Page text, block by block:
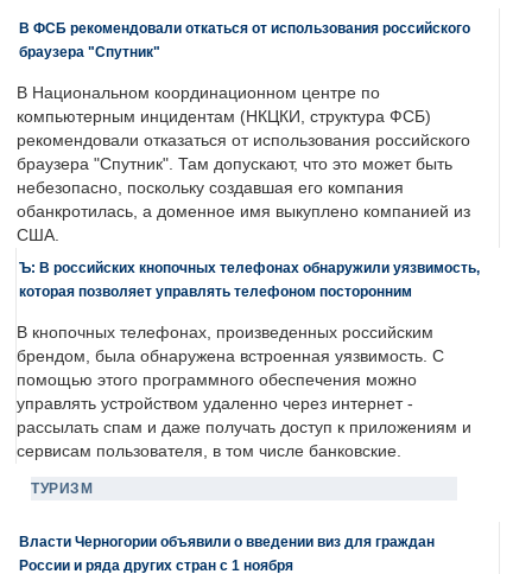
В ФСБ рекомендовали откаться от использования российского
браузера "Спутник"
В Национальном координационном центре по
компьютерным инцидентам (НКЦКИ, структура ФСБ)
рекомендовали отказаться от использования российского
браузера "Спутник". Там допускают, что это может быть
небезопасно, поскольку создавшая его компания
обанкротилась, а доменное имя выкуплено компанией из
США.
Ъ: В российских кнопочных телефонах обнаружили уязвимость,
которая позволяет управлять телефоном посторонним
В кнопочных телефонах, произведенных российским
брендом, была обнаружена встроенная уязвимость. С
помощью этого программного обеспечения можно
управлять устройством удаленно через интернет -
рассылать спам и даже получать доступ к приложениям и
сервисам пользователя, в том числе банковские.
ТУРИЗМ
Власти Черногории объявили о введении виз для граждан
России и ряда других стран с 1 ноября